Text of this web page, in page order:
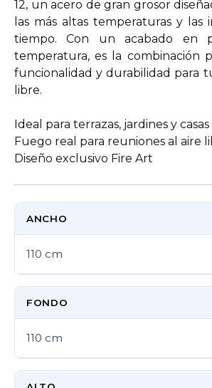
12, un acero de gran grosor
las más altas temperaturas y las
tiempo. Con un acabado en
temperatura, es la combinación
funcionalidad y durabilidad para
libre.
Ideal para terrazas, jardines y
Fuego real para reuniones al aire
Diseño exclusivo Fire Art
ANCHO
110 cm
FONDO
110 cm